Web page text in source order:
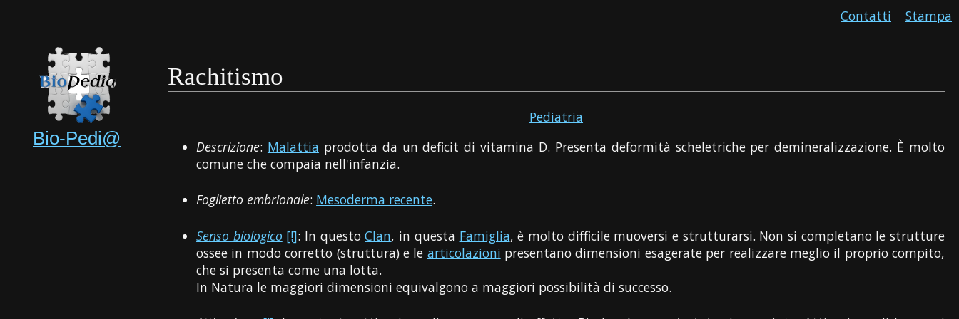
Stampa
Contatti
Bio-Pedi@
Rachitismo
Pediatria
Descrizione: Malattia prodotta da un deficit di vitamina D. Presenta deformità scheletriche per demineralizzazione. È molto
comune che compaia nell'infanzia.
Foglietto embrionale: Mesoderma recente.
Senso biologico [!]: In questoClan, in questa Famiglia, è molto difficile muoversi e strutturarsi. Non si completano le strutture
ossee in modo corretto (struttura) e le articolazioni presentano dimensioni esagerate per realizzare meglio il proprio compito,
che si presenta come una lotta.
In Natura le maggiori dimensioni equivalgono a maggiori possibilità di successo.